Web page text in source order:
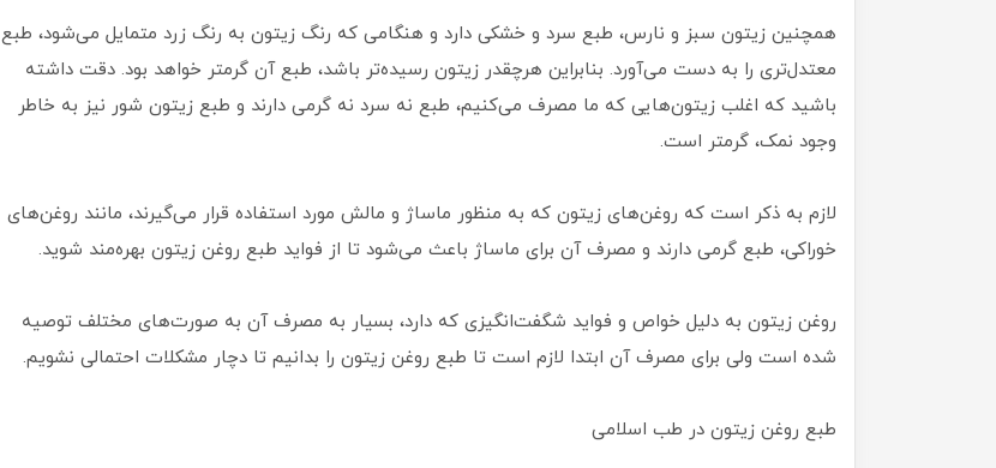
همچنین زیتون سبز و نارس، طبع سرد و خشکی دارد و هنگامی که رنگ زیتون به رنگ زرد متمایل می‌شود، طبع
معتدل‌تری را به دست می‌آورد. بنابراین هرچقدر زیتون رسیده‌تر باشد، طبع آن گرمتر خواهد بود. دقت داشته
باشید که اغلب زیتون‌هایی که ما مصرف می‌کنیم، طبع نه سرد نه گرمی دارند و طبع زیتون شور نیز به خاطر
وجود نمک، گرمتر است.
لازم به ذکر است که روغن‌های زیتون که به منظور ماساژ و مالش مورد استفاده قرار می‌گیرند، مانند روغن‌های
خوراکی، طبع گرمی دارند و مصرف آن برای ماساژ باعث می‌شود تا از فواید طبع روغن زیتون بهره‌مند شوید.
روغن زیتون به دلیل خواص و فواید شگفت‌انگیزی که دارد، بسیار به مصرف آن به صورت‌های مختلف توصیه
شده است ولی برای مصرف آن ابتدا لازم است تا طبع روغن زیتون را بدانیم تا دچار مشکلات احتمالی نشویم.
طبع روغن زیتون در طب اسلامی